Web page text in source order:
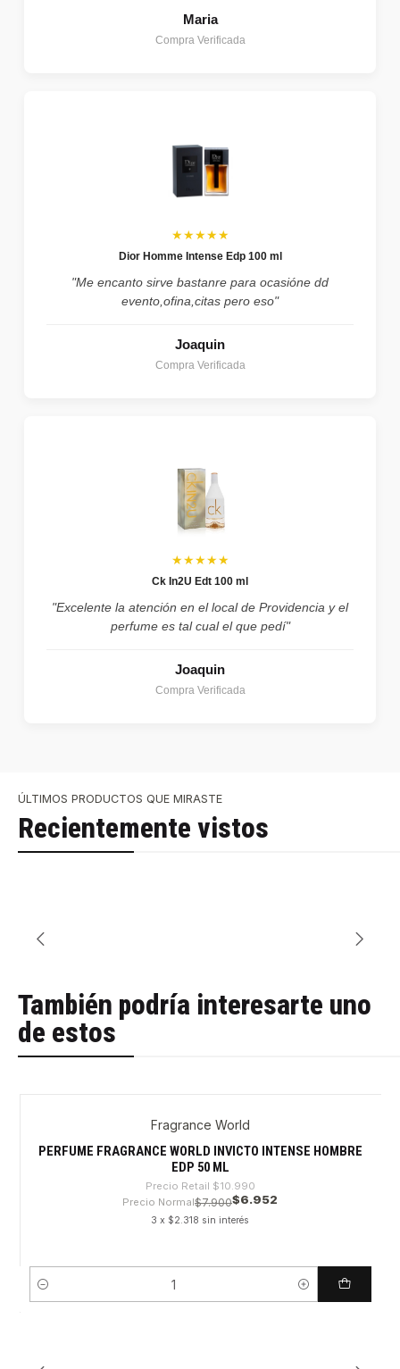
Maria
Compra Verificada
★★★★★
Dior Homme Intense Edp 100 ml
"Me encanto sirve bastanre para ocasióne dd
evento,ofina,citas pero eso"
Joaquin
Compra Verificada
★★★★★
Ck In2U Edt 100 ml
"Excelente la atención en el local de Providencia y el
perfume es tal cual el que pedí"
Joaquin
Compra Verificada
ÚLTIMOS PRODUCTOS QUE MIRASTE
Recientemente vistos
También podría interesarte uno
de estos
Fragrance World
PERFUME FRAGRANCE WORLD INVICTO INTENSE HOMBRE
EDP 50 ML
Precio Retail $10.990
Precio Normal$7.900$6.952
3 x $2.318 sin interés
Cantidad